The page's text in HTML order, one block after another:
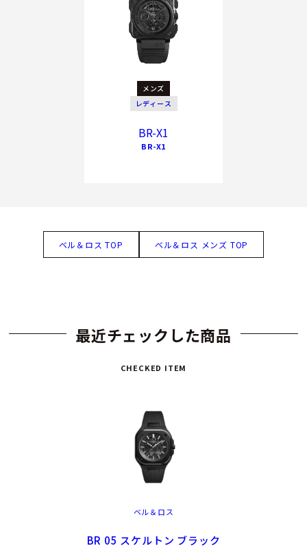
メンズ
レディース
BR-X1
BR-X1
ベル＆ロス TOP ベル＆ロス メンズ TOP
最近チェックした商品
CHECKED ITEM
ベル＆ロス
BR 05 スケルトン ブラック